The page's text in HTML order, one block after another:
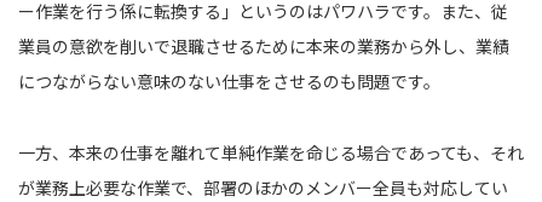
ー作業を行う係に転換する」というのはパワハラです。また、従
業員の意欲を削いで退職させるために本来の業務から外し、業績
につながらない意味のない仕事をさせるのも問題です。
一方、本来の仕事を離れて単純作業を命じる場合であっても、それ
が業務上必要な作業で、部署のほかのメンバー全員も対応してい